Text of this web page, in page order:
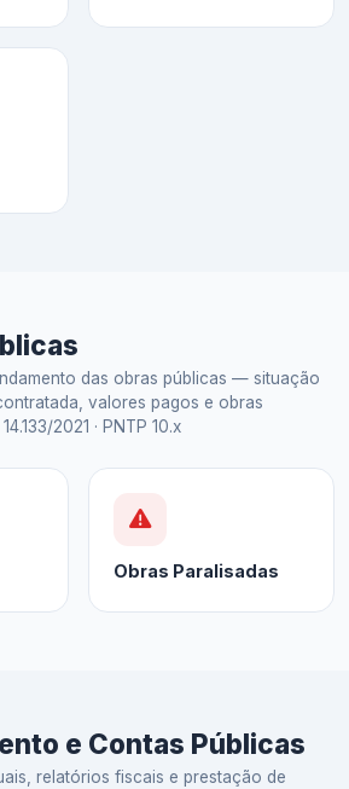
das obras públicas — situação
valores pagos e obras
2021 · PNTP 10.x
Obras Paralisadas
e Contas Públicas
relatórios fiscais e prestação de